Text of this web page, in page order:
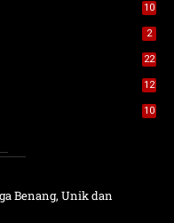
10
2
22
12
10
Benang, Unik dan